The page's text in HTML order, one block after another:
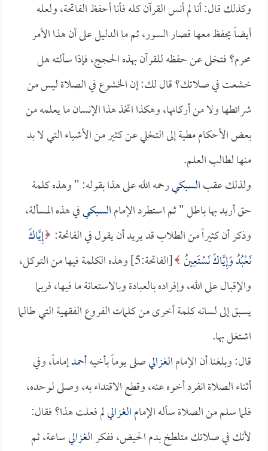
وكذلك قال: أنا لم أنس القرآن كله فأنا أحفظ الفاتحة، ولعله
أيضاً يحفظ معها قصار السور، ثم ما الدليل على أن هذا الأمر
محرم؟ فتخلى عن حفظه للقرآن بهذه الحجج، فإذا سألته هل
خشعت في صلاتك؟ قال لك: إن الخشوع في الصلاة ليس من
شرائطها ولا من أركانها، وهكذا اتخذ هذا الإنسان ما يعلمه من
بعض الأحكام مطية إلى التخلي عن كثير من الأشياء التي لا بد
منها لطالب العلم.
ولذلك عقبالسبكيرحمه الله على هذا بقوله: " وهذه كلمة
حق أريد بها باطل " ثم استطرد الإمامالسبكيفي هذه المسألة،
وذكر أن كثيراً من الطلاب قد يريد أن يقول في الفاتحة: إِيَّاكَ
نَعْبُدُ وَإِيَّاكَ نَسْتَعِينُ
[الفاتحة:5] وهذه الكلمة فيها من التوكل،
والإقبال على الله، وإفراده بالعبادة وبالاستعانة ما فيها، فربما
يسبق إلى لسانه كلمة أخرى من كلمات الفروع الفقهية التي طالما
اشتغل بها.
قال: وبلغنا أن الإمامالغزاليصلى يوماً بأخيهأحمدإماماً، وفي
أثناء الصلاة انفرد أخوه عنه، وقطع الاقتداء به، وصلى لوحده،
فلما سلم من الصلاة سأله الإمامالغزاليلم فعلت هذا؟ فقال:
لأنك في صلاتك متلطخ بدم الحيض، ففكرالغزاليساعة، ثم